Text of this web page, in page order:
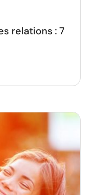
relations : 7